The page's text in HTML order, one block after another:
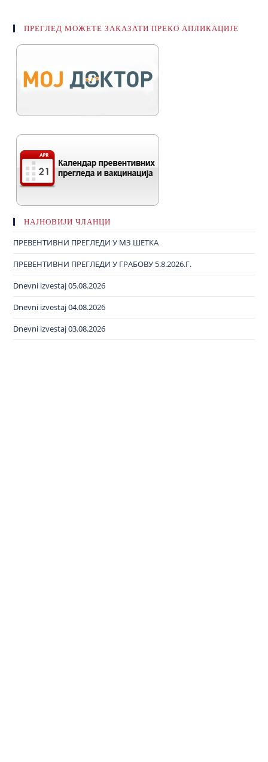
ПРЕГЛЕД МОЖЕТЕ ЗАКАЗАТИ ПРЕКО АПЛИКАЦИЈЕ
НАЈНОВИЈИ ЧЛАНЦИ
ПРЕВЕНТИВНИ ПРЕГЛЕДИ У МЗ ШЕТКА
ПРЕВЕНТИВНИ ПРЕГЛЕДИ У ГРАБОВУ 5.8.2026.Г.
Dnevni izvestaj 05.08.2026
Dnevni izvestaj 04.08.2026
Dnevni izvestaj 03.08.2026